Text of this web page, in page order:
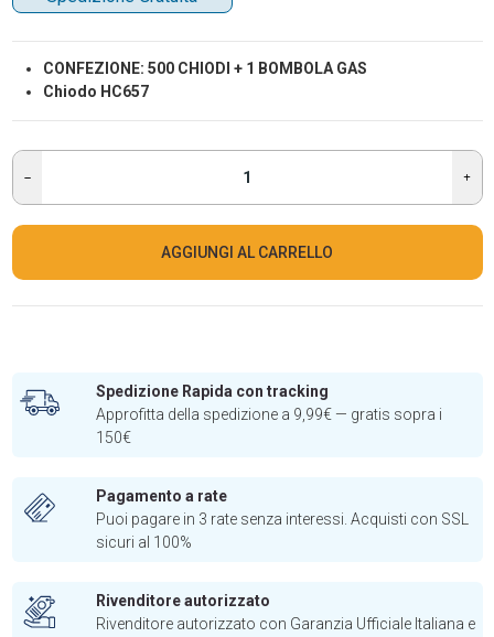
CONFEZIONE: 500 CHIODI + 1 BOMBOLA GAS
Chiodo HC657
AGGIUNGI AL CARRELLO
Spedizione Rapida con tracking
Approfitta della spedizione a 9,99€ — gratis sopra i
150€
Pagamento a rate
Puoi pagare in 3 rate senza interessi. Acquisti con SSL
sicuri al 100%
Rivenditore autorizzato
Rivenditore autorizzato con Garanzia Ufficiale Italiana e